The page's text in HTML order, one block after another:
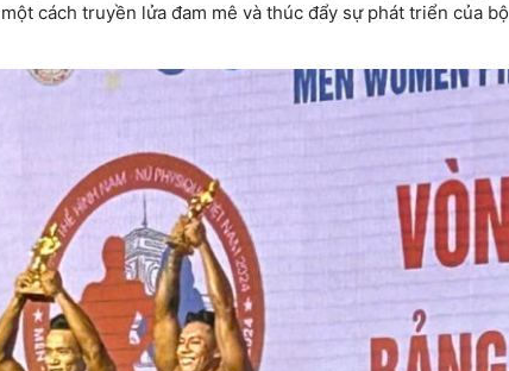
cách truyền lửa đam mê và thúc đẩy sự phát triển của bộ